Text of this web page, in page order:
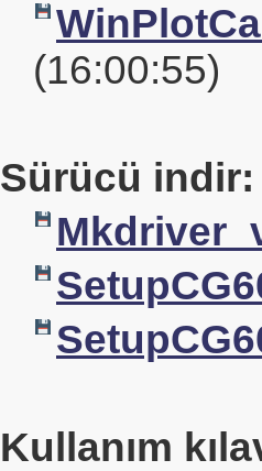
(16:00:55)
Sürücü indir:
Kullanım